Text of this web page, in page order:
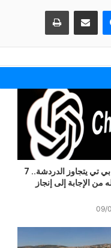
ماسنجر مشاركة عبر البريد طباعة
شات جي بي تي يتجاوز الدردشة.. 7
من الإجابة إلى إنجاز
09/